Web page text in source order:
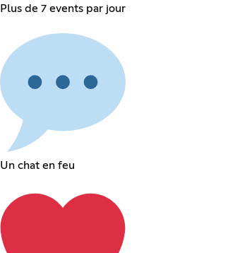
Plus de 7 events par jour
Un chat en feu